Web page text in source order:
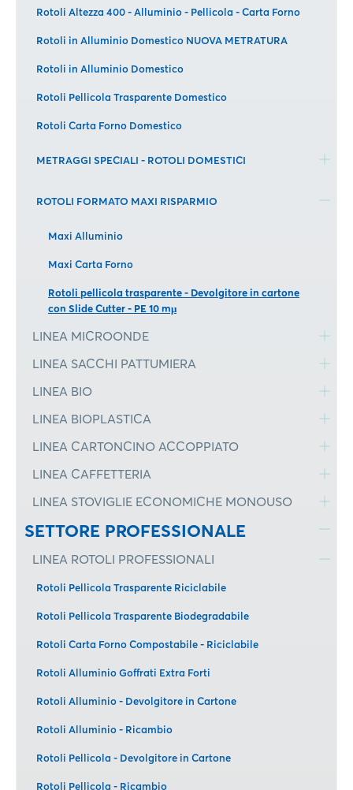
Rotoli Altezza 400 - Alluminio - Pellicola - Carta Forno
Rotoli in Alluminio Domestico NUOVA METRATURA
Rotoli in Alluminio Domestico
Rotoli Pellicola Trasparente Domestico
Rotoli Carta Forno Domestico
METRAGGI SPECIALI - ROTOLI DOMESTICI
ROTOLI FORMATO MAXI RISPARMIO
Maxi Alluminio
Maxi Carta Forno
Rotoli pellicola trasparente - Devolgitore in cartone
con Slide Cutter - PE 10 mμ
LINEA MICROONDE
LINEA SACCHI PATTUMIERA
LINEA BIO
LINEA BIOPLASTICA
LINEA CARTONCINO ACCOPPIATO
LINEA CAFFETTERIA
LINEA STOVIGLIE ECONOMICHE MONOUSO
SETTORE PROFESSIONALE
LINEA ROTOLI PROFESSIONALI
Rotoli Pellicola Trasparente Riciclabile
Rotoli Pellicola Trasparente Biodegradabile
Rotoli Carta Forno Compostabile - Riciclabile
Rotoli Alluminio Goffrati Extra Forti
Rotoli Alluminio - Devolgitore in Cartone
Rotoli Alluminio - Ricambio
Rotoli Pellicola - Devolgitore in Cartone
Rotoli Pellicola - Ricambio